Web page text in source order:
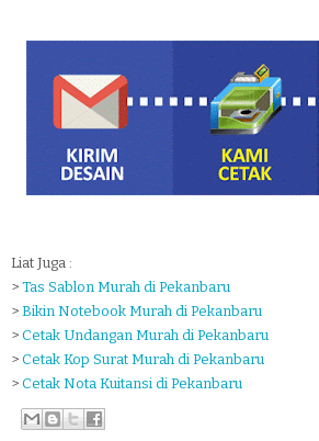
Liat Juga :
> Tas Sablon Murah di Pekanbaru
> Bikin Notebook Murah di Pekanbaru
> Cetak Undangan Murah di Pekanbaru
> Cetak Kop Surat Murah di Pekanbaru
> Cetak Nota Kuitansi di Pekanbaru